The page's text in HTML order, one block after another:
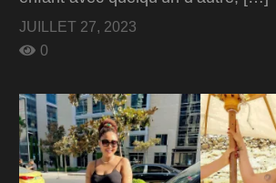
JUILLET 27, 2023
0